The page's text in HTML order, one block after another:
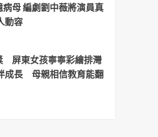
母 編劇劉中薇將演員真
動容
屏東女孩寧寧彩繪排灣
成長 母親相信教育能翻